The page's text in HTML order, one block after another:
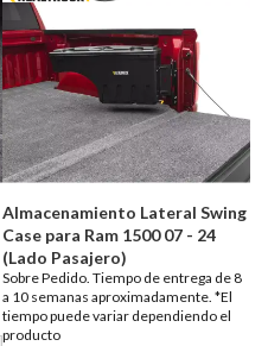
Almacenamiento Lateral Swing
Case para Ram 1500 07 - 24
(Lado Pasajero)
Sobre Pedido. Tiempo de entrega de 8
a 10 semanas aproximadamente. *El
tiempo puede variar dependiendo el
producto